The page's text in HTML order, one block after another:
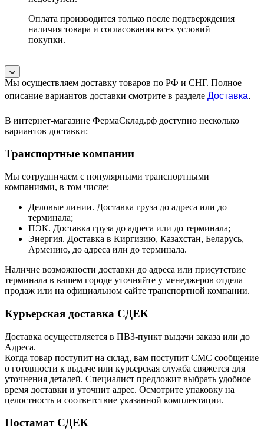
Оплата производится только после подтверждения
наличия товара и согласования всех условий
покупки.
Мы осуществляем доставку товаров по РФ и СНГ. Полное
описание вариантов доставки смотрите в разделе Доставка.
В интернет-магазине ФермаСклад.рф доступно несколько
вариантов доставки:
Транспортные компании
Мы сотрудничаем с популярными транспортными
компаниями, в том числе:
Деловые линии. Доставка груза до адреса или до
терминала;
ПЭК. Доставка груза до адреса или до терминала;
Энергия. Доставка в Киргизию, Казахстан, Беларусь,
Армению, до адреса или до терминала.
Наличие возможности доставки до адреса или присутствие
терминала в вашем городе уточняйте у менеджеров отдела
продаж или на официальном сайте транспортной компании.
Курьерская доставка СДЕК
Доставка осуществляется в ПВЗ-пункт выдачи заказа или до
Адреса.
Когда товар поступит на склад, вам поступит СМС сообщение
о готовности к выдаче или курьерская служба свяжется для
уточнения деталей. Специалист предложит выбрать удобное
время доставки и уточнит адрес. Осмотрите упаковку на
целостность и соответствие указанной комплектации.
Постамат СДЕК